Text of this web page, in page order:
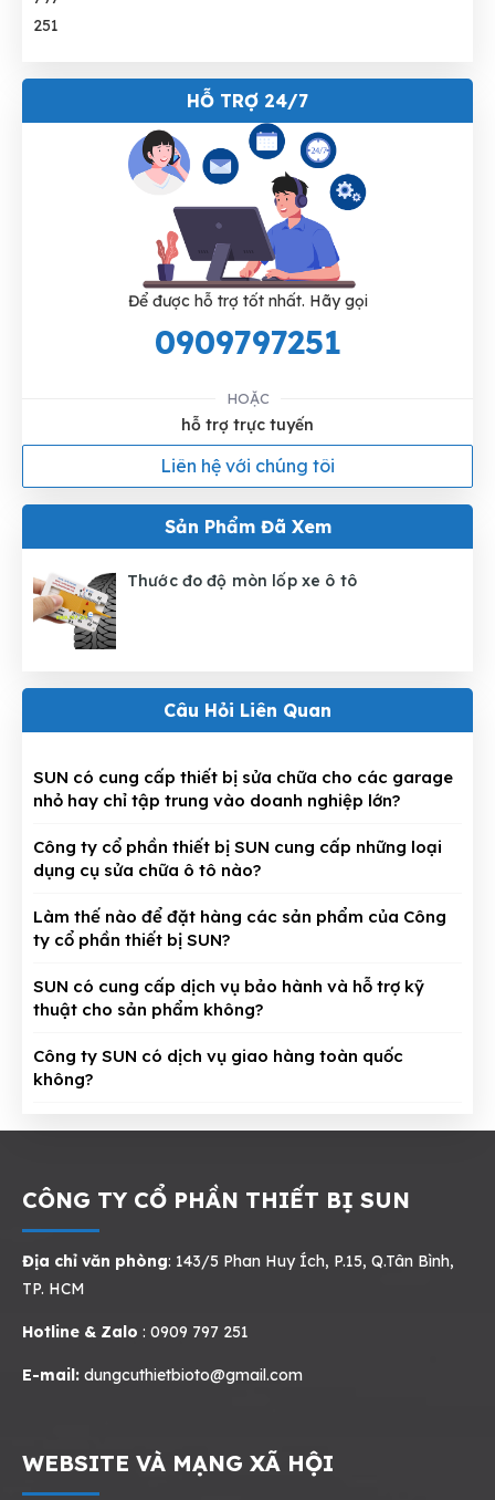
HỖ TRỢ 24/7
Để được hỗ trợ tốt nhất. Hãy gọi
0909797251
HOẶC
hỗ trợ trực tuyến
Liên hệ với chúng tôi
Sản Phẩm Đã Xem
Thước đo độ mòn lốp xe ô tô
Câu Hỏi Liên Quan
SUN có cung cấp thiết bị sửa chữa cho các garage
nhỏ hay chỉ tập trung vào doanh nghiệp lớn?
Công ty cổ phần thiết bị SUN cung cấp những loại
dụng cụ sửa chữa ô tô nào?
Làm thế nào để đặt hàng các sản phẩm của Công
ty cổ phần thiết bị SUN?
SUN có cung cấp dịch vụ bảo hành và hỗ trợ kỹ
thuật cho sản phẩm không?
Công ty SUN có dịch vụ giao hàng toàn quốc
không?
CÔNG TY CỔ PHẦN THIẾT BỊ SUN
Địa chỉ văn phòng: 143/5 Phan Huy Ích, P.15, Q.Tân Bình,
TP. HCM
Hotline & Zalo : 0909 797 251
E-mail: dungcuthietbioto@gmail.com
WEBSITE VÀ MẠNG XÃ HỘI